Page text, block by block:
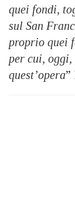
quei fondi,
sul San
proprio quei
per cui,
quest’opera”